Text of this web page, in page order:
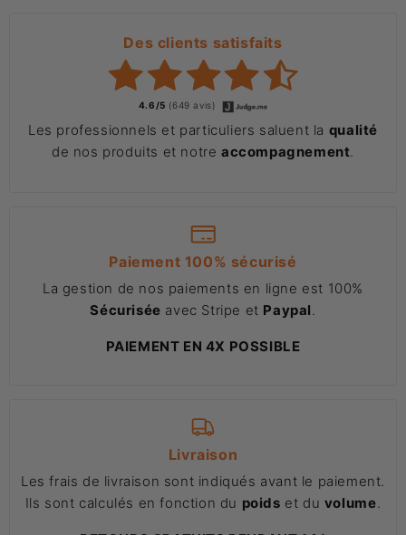
Des clients satisfaits
4.6/5 (649 avis)
Les professionnels et particuliers saluent la qualité
de nos produits et notre accompagnement
Paiement 100% sécurisé
La gestion de nos paiements en ligne est 100%
Sécurisée avec Stripe et Paypal
PAIEMENT EN 4X POSSIBLE
Livraison
Les frais de livraison sont indiqués avant le paiement.
Ils sont calculés en fonction du poids et du volume